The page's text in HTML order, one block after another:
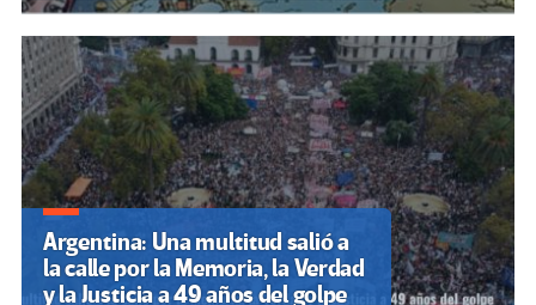
Argentina: Una multitud salió a
la calle por la Memoria, la Verdad
y la Justicia a 49 años del golpe